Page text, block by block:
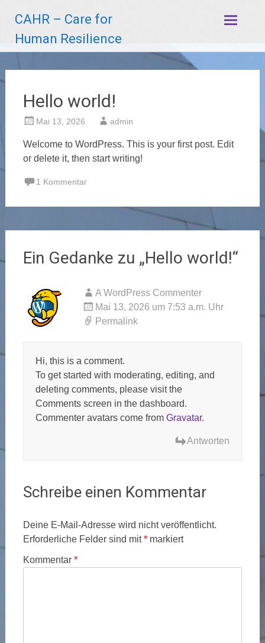
Inhalt
springen
CAHR – Care for
Human Resilience
Hello world!
Mai 13, 2026 admin
Welcome to WordPress. This is your first post. Edit
or delete it, then start writing!
1 Kommentar
Ein Gedanke zu „Hello world!“
A WordPress Commenter
Mai 13, 2026 um 7:53 a.m. Uhr
Permalink
Hi, this is a comment.
To get started with moderating, editing, and
deleting comments, please visit the
Comments screen in the dashboard.
Commenter avatars come from Gravatar.
Antworten
Schreibe einen Kommentar
Deine E-Mail-Adresse wird nicht veröffentlicht.
Erforderliche Felder sind mit*markiert
Kommentar *